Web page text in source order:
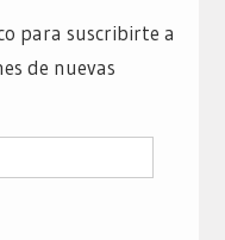
para suscribirte a
de nuevas